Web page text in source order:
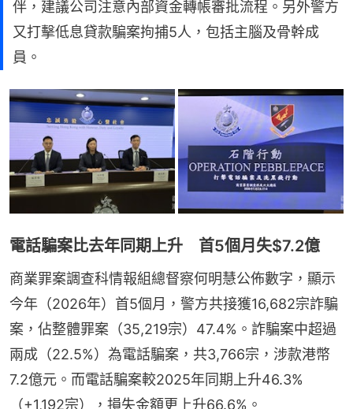
伴，建議公司注意內部資金轉帳審批流程。另外警方
又打擊低息貸款騙案拘捕5人，包括主腦及骨幹成
員。
電話騙案比去年同期上升 首5個月失$7.2億
商業罪案調查科情報組總督察何明慧公佈數字，顯示
今年（2026年）首5個月，警方共接獲16,682宗詐騙
案，佔整體罪案（35,219宗）47.4%。詐騙案中超過
兩成（22.5%）為電話騙案，共3,766宗，涉款港幣
7.2億元。而電話騙案較2025年同期上升46.3%
（+1,192宗），損失金額更上升66.6%。